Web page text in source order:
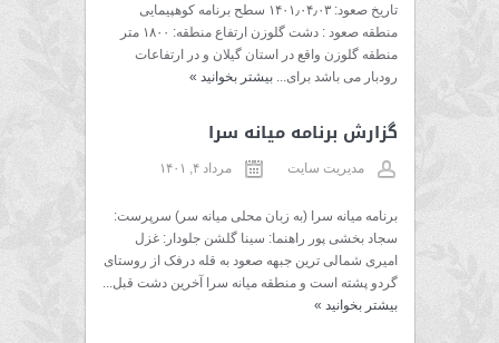
تاریخ صعود: ۱۴۰۱٫۰۴٫۰۳ سطح برنامه کوهپیمایی
منطقه صعود : دشت گلوزن ارتفاع منطقه: ۱۸۰۰ متر
منطقه گلوزن واقع در استان گیلان و در ارتفاعات
رودبار می باشد برای...بیشتر بخوانید »
گزارش برنامه میانه سرا
مدیریت سایت مرداد ۴, ۱۴۰۱
برنامه میانه سرا (به زبان محلی میانه سر) سرپرست:
سجاد بخشی پور راهنما: سینا گلشن جلودار: غزل
امیری شمالی ترین جبهه صعود به قله درفک از روستای
گردو پشته است و منطقه میانه سرا آخرین دشت قبل...
بیشتر بخوانید »